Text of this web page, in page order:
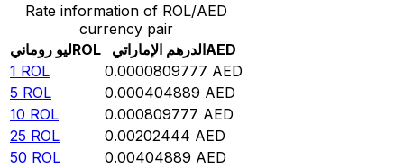
Rate information of ROL/AED
currency pair
ليو رومانيROL الدرهم الإماراتيAED
1 ROL 0.0000809777 AED
5 ROL 0.000404889 AED
10 ROL 0.000809777 AED
25 ROL 0.00202444 AED
50 ROL 0.00404889 AED